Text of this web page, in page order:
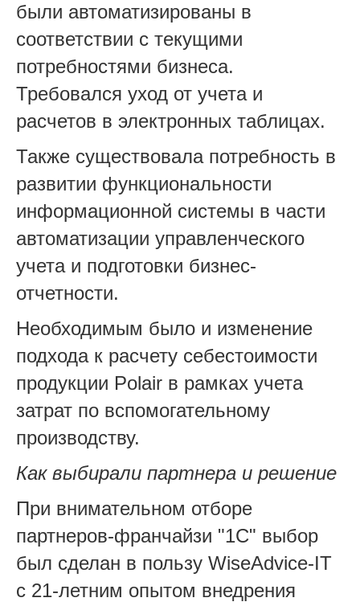
были автоматизированы в
соответствии с текущими
потребностями бизнеса.
Требовался уход от учета и
расчетов в электронных таблицах.
Также существовала потребность в
развитии функциональности
информационной системы в части
автоматизации управленческого
учета и подготовки бизнес-
отчетности.
Необходимым было и изменение
подхода к расчету себестоимости
продукции Polair в рамках учета
затрат по вспомогательному
производству.
Как выбирали партнера и решение
При внимательном отборе
партнеров-франчайзи "1С" выбор
был сделан в пользу WiseAdvice-IT
с 21-летним опытом внедрения